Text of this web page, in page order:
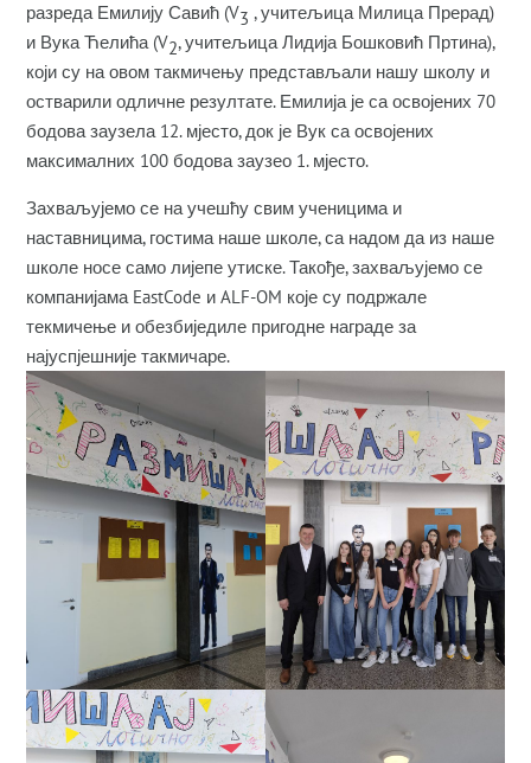
разреда Емилију Савић (V3, учитељица Милица Прерад)
и Вука Ћелића (V2, учитељица Лидија Бошковић Пртина),
који су на овом такмичењу представљали нашу школу и
остварили одличне резултате. Емилија је са освојених 70
бодова заузела 12. мјесто, док је Вук са освојених
максималних 100 бодова заузео 1. мјесто.
Захваљујемо се на учешћу свим ученицима и
наставницима, гостима наше школе, са надом да из наше
школе носе само лијепе утиске. Такође, захваљујемо се
компанијама EastCode и ALF-OM које су подржале
текмичење и обезбиједиле пригодне награде за
најуспјешније такмичаре.